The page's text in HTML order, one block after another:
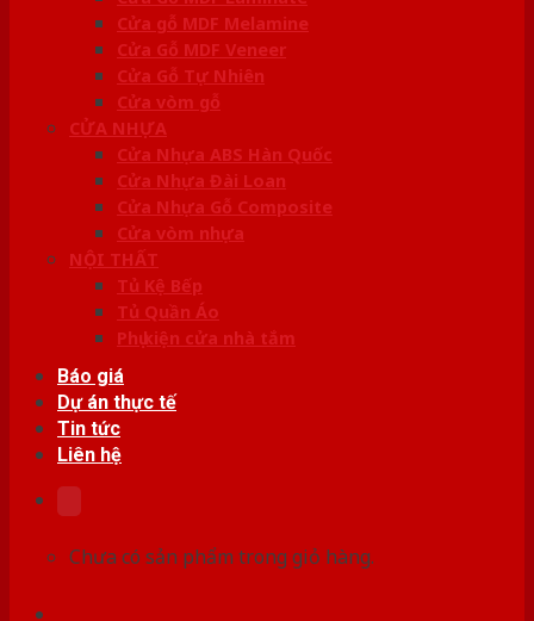
Cửa gỗ MDF Melamine
Cửa Gỗ MDF Veneer
Cửa Gỗ Tự Nhiên
Cửa vòm gỗ
CỬA NHỰA
Cửa Nhựa ABS Hàn Quốc
Cửa Nhựa Đài Loan
Cửa Nhựa Gỗ Composite
Cửa vòm nhựa
NỘI THẤT
Tủ Kệ Bếp
Tủ Quần Áo
Phụ kiện cửa nhà tắm
Báo giá
Dự án thực tế
Tin tức
Liên hệ
Chưa có sản phẩm trong giỏ hàng.